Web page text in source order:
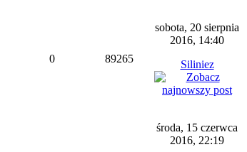
0 89265
sobota, 20 sierpnia
2016, 14:40
Siliniez
środa, 15 czerwca
2016, 22:19